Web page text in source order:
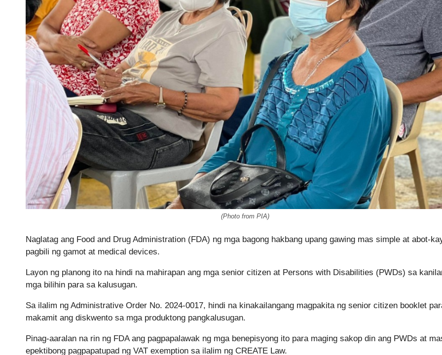
(Photo from PIA)
Naglatag ang Food and Drug Administration (FDA) ng mga bagong hakbang upang gawing mas simple at abot-
pagbili ng gamot at medical devices.
Layon ng planong ito na hindi na mahirapan ang mga senior citizen at Persons with Disabilities (PWDs) sa
mga bilihin para sa kalusugan.
Sa ilalim ng Administrative Order No. 2024-0017, hindi na kinakailangang magpakita ng senior citizen booklet
makamit ang diskwento sa mga produktong pangkalusugan.
Pinag-aaralan na rin ng FDA ang pagpapalawak ng mga benepisyong ito para maging sakop din ang PWDs at
epektibong pagpapatupad ng VAT exemption sa ilalim ng CREATE Law.